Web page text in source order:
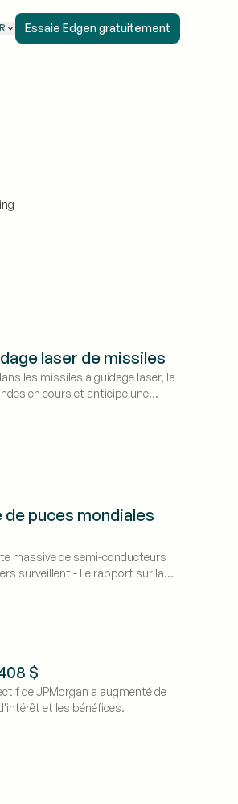
Essaie Edgen gratuitement
laser de missiles
les missiles à guidage laser, la
en cours et anticipe une
puces mondiales
massive de semi-conducteurs
surveillent - Le rapport sur la
$
de JPMorgan a augmenté de
et les bénéfices.